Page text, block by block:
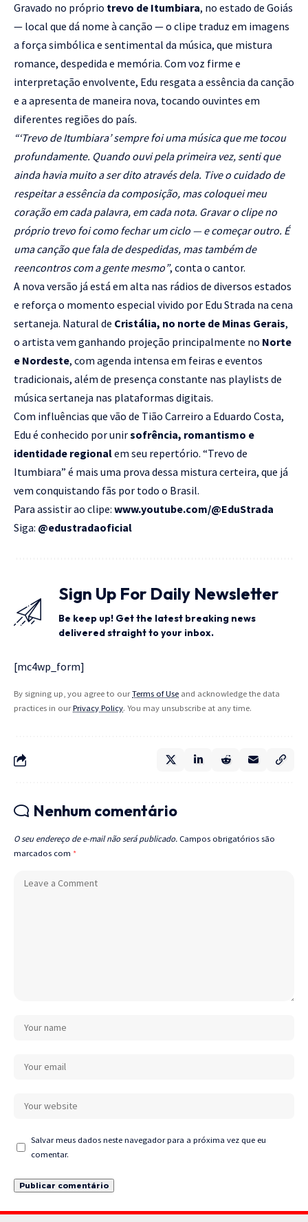
Gravado no próprio trevo de Itumbiara, no estado de Goiás
— local que dá nome à canção — o clipe traduz em imagens
a força simbólica e sentimental da música, que mistura
romance, despedida e memória. Com voz firme e
interpretação envolvente, Edu resgata a essência da canção
e a apresenta de maneira nova, tocando ouvintes em
diferentes regiões do país.
“‘Trevo de Itumbiara’ sempre foi uma música que me tocou
profundamente. Quando ouvi pela primeira vez, senti que
ainda havia muito a ser dito através dela. Tive o cuidado de
respeitar a essência da composição, mas coloquei meu
coração em cada palavra, em cada nota. Gravar o clipe no
próprio trevo foi como fechar um ciclo — e começar outro. É
uma canção que fala de despedidas, mas também de
reencontros com a gente mesmo”, conta o cantor.
A nova versão já está em alta nas rádios de diversos estados
e reforça o momento especial vivido por Edu Strada na cena
sertaneja. Natural de Cristália, no norte de Minas Gerais,
o artista vem ganhando projeção principalmente no Norte
e Nordeste, com agenda intensa em feiras e eventos
tradicionais, além de presença constante nas playlists de
música sertaneja nas plataformas digitais.
Com influências que vão de Tião Carreiro a Eduardo Costa,
Edu é conhecido por unirsofrência, romantismo e
identidade regionalem seu repertório. “Trevo de
Itumbiara” é mais uma prova dessa mistura certeira, que já
vem conquistando fãs por todo o Brasil.
Para assistir ao clipe: www.youtube.com/@EduStrada
Siga: @edustradaoficial
Sign Up For Daily Newsletter
Be keep up! Get the latest breaking news
delivered straight to your inbox.
[mc4wp_form]
By signing up, you agree to ourTerms of Use and acknowledge the data
practices in ourPrivacy Policy. You may unsubscribe at any time.
Nenhum comentário
O seu endereço de e-mail não será publicado. Campos obrigatórios são
marcados com *
Salvar meus dados neste navegador para a próxima vez que eu
comentar.